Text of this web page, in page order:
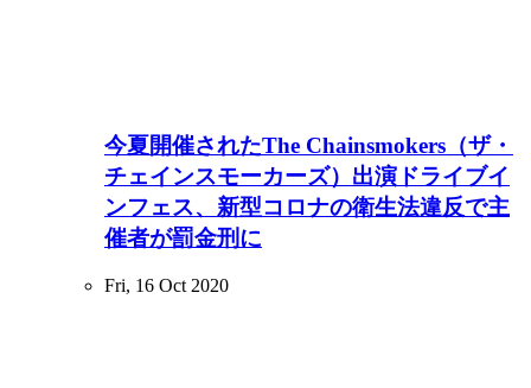
今夏開催されたThe Chainsmokers（ザ・
チェインスモーカーズ）出演ドライブイ
ンフェス、新型コロナの衛生法違反で主
催者が罰金刑に
Fri, 16 Oct 2020